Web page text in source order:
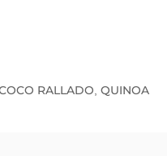
RALLADO QUINOA